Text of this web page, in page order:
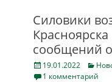
Силовики
сообщений о
Posted
on
19.01.2022
1 комментарий